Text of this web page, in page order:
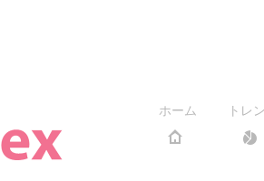
ホーム トレ